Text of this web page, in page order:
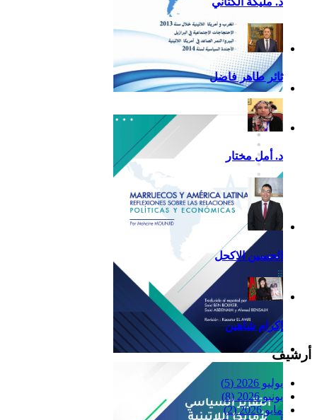
تقرير أمريكا اللاتينية لسنة
2013
Reflexiones
ثائر طاهر فاضل
د. أمل مختار
الحسين الاكحل
إكرام شاهين
أرشيف
يوليو 2026
(5)
يونيو 2026
(8)
مايو 2026
(2)